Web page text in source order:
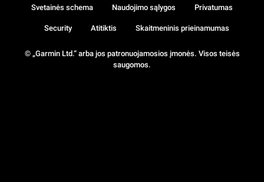
© „Garmin Ltd.“ arba jos patronuojamosios įmonės. Visos teisės
saugomos.
Svetainės schema Naudojimo sąlygos Privatumas
Security Atitiktis Skaitmeninis prieinamumas